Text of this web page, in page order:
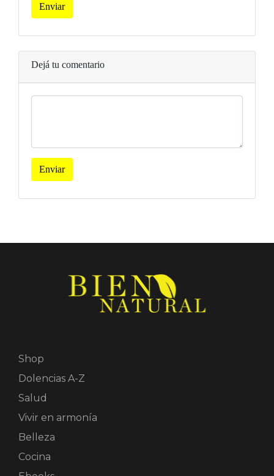
Enviar
Dejá tu comentario
Enviar
Shop
Dolencias A-Z
Salud
Vivir en armonía
Belleza
Cocina